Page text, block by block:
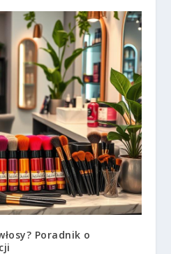
Poradnik o